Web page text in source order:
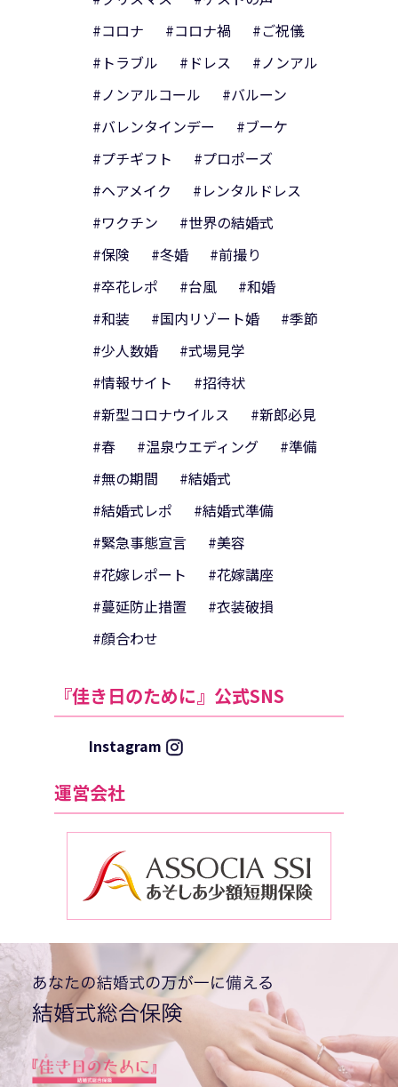
#コロナ
#コロナ禍
#ご祝儀
#トラブル
#ドレス
#ノンアル
#ノンアルコール
#バルーン
#バレンタインデー
#ブーケ
#プチギフト
#プロポーズ
#ヘアメイク
#レンタルドレス
#ワクチン
#世界の結婚式
#保険
#冬婚
#前撮り
#卒花レポ
#台風
#和婚
#和装
#国内リゾート婚
#季節
#少人数婚
#式場見学
#情報サイト
#招待状
#新型コロナウイルス
#新郎必見
#春
#温泉ウエディング
#準備
#無の期間
#結婚式
#結婚式レポ
#結婚式準備
#緊急事態宣言
#美容
#花嫁レポート
#花嫁講座
#蔓延防止措置
#衣装破損
#顔合わせ
『佳き日のために』公式SNS
Instagram
運営会社